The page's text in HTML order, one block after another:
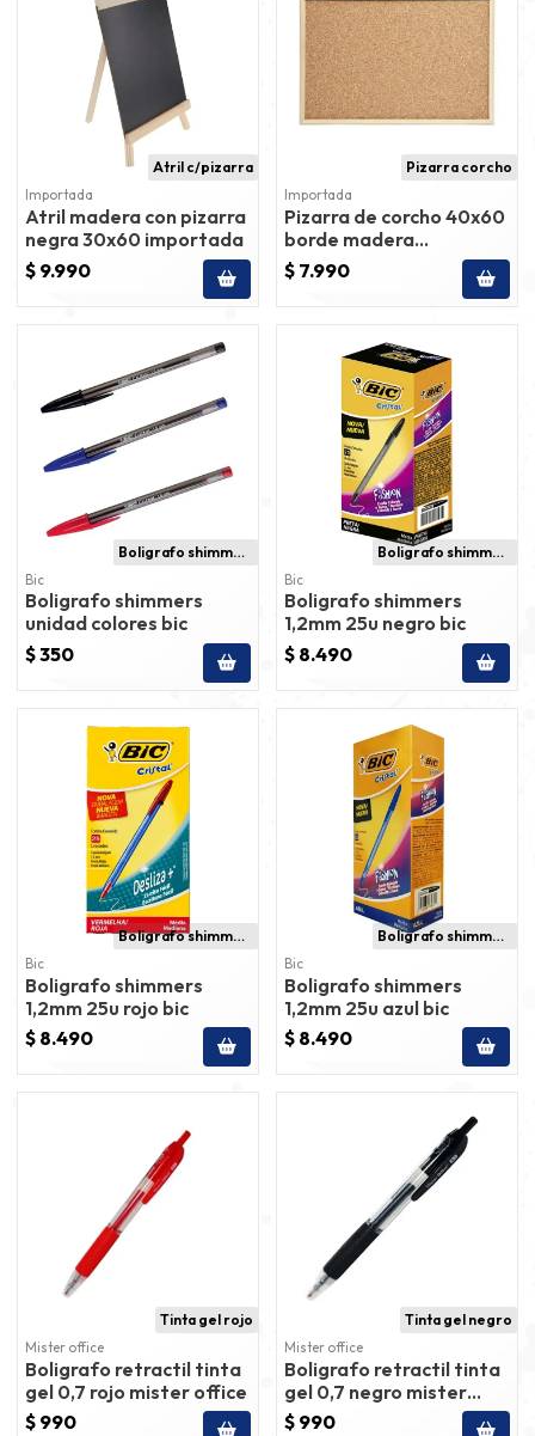
Atril c/pizarra
Importada
Atril madera con pizarra
negra 30x60 importada
$ 9.990
Pizarra corcho
Importada
Pizarra de corcho 40x60
borde madera
importada
$ 7.990
Boligrafo shimmers
Bic
Boligrafo shimmers
unidad colores bic
$ 350
Boligrafo shimmers
Bic
Boligrafo shimmers
1,2mm 25u negro bic
$ 8.490
Boligrafo shimmers
Bic
Boligrafo shimmers
1,2mm 25u rojo bic
$ 8.490
Boligrafo shimmers
Bic
Boligrafo shimmers
1,2mm 25u azul bic
$ 8.490
Tinta gel rojo
Mister office
Boligrafo retractil tinta
gel 0,7 rojo mister office
$ 990
Tinta gel negro
Mister office
Boligrafo retractil tinta
gel 0,7 negro mister
office
$ 990